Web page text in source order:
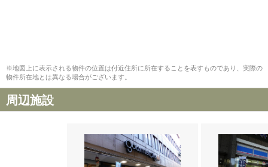
※地図上に表示される物件の位置は付近住所に所在することを表すものであり、実際の
物件所在地とは異なる場合がございます。
周辺施設